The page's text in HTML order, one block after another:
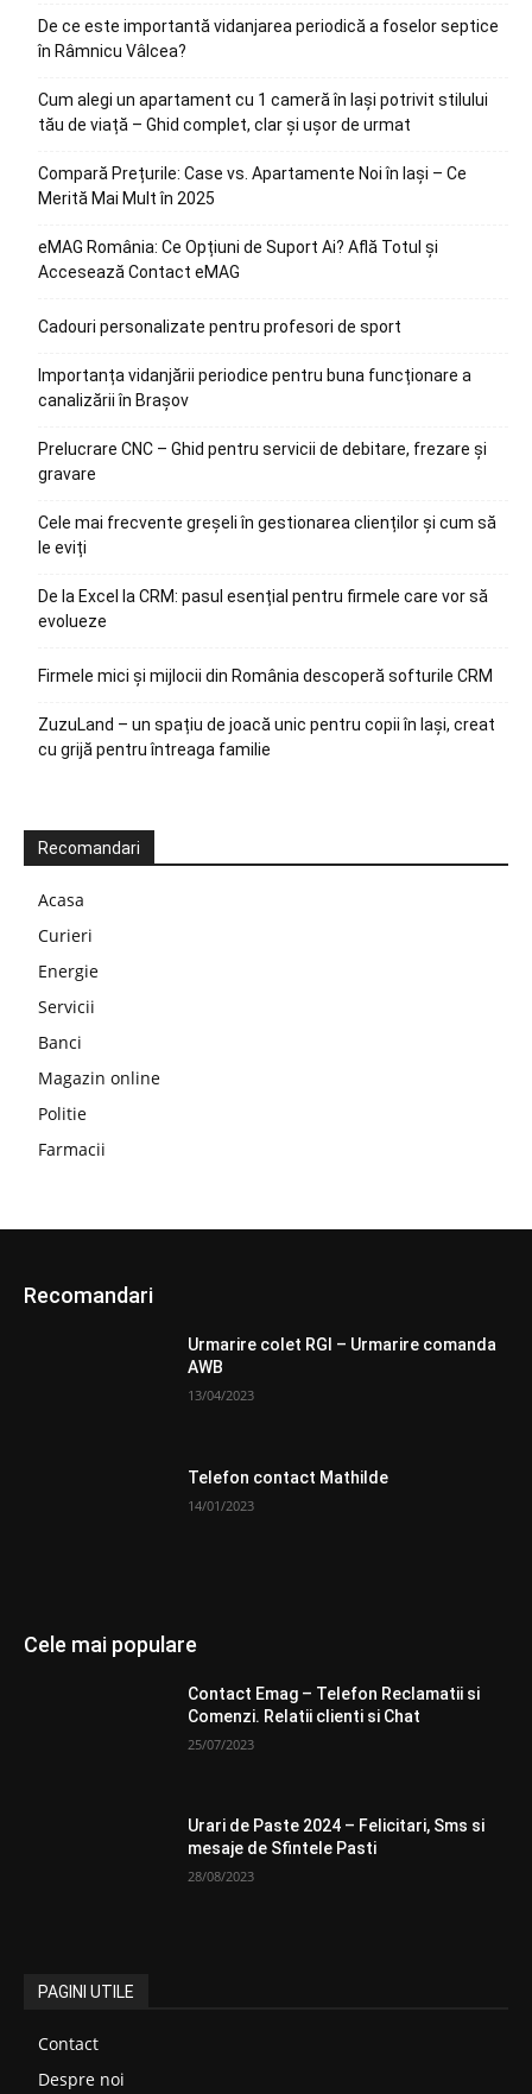
De ce este importantă vidanjarea periodică a foselor septice
în Râmnicu Vâlcea?
Cum alegi un apartament cu 1 cameră în Iași potrivit stilului
tău de viață – Ghid complet, clar și ușor de urmat
Compară Prețurile: Case vs. Apartamente Noi în Iași – Ce
Merită Mai Mult în 2025
eMAG România: Ce Opțiuni de Suport Ai? Află Totul și
Accesează Contact eMAG
Cadouri personalizate pentru profesori de sport
Importanța vidanjării periodice pentru buna funcționare a
canalizării în Brașov
Prelucrare CNC – Ghid pentru servicii de debitare, frezare și
gravare
Cele mai frecvente greșeli în gestionarea clienților și cum să
le eviți
De la Excel la CRM: pasul esențial pentru firmele care vor să
evolueze
Firmele mici și mijlocii din România descoperă softurile CRM
ZuzuLand – un spațiu de joacă unic pentru copii în Iași, creat
cu grijă pentru întreaga familie
Recomandari
Acasa
Curieri
Energie
Servicii
Banci
Magazin online
Politie
Farmacii
Recomandari
Urmarire colet RGI – Urmarire comanda
AWB
13/04/2023
Telefon contact Mathilde
14/01/2023
Cele mai populare
Contact Emag – Telefon Reclamatii si
Comenzi. Relatii clienti si Chat
25/07/2023
Urari de Paste 2024 – Felicitari, Sms si
mesaje de Sfintele Pasti
28/08/2023
PAGINI UTILE
Contact
Despre noi